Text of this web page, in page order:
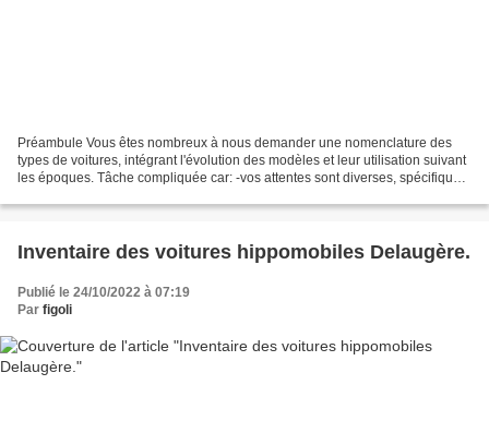
Préambule Vous êtes nombreux à nous demander une nomenclature des
types de voitures, intégrant l'évolution des modèles et leur utilisation suivant
les époques. Tâche compliquée car: -vos attentes sont diverses, spécifiques
Inventaire des voitures hippomobiles Delaugère.
Publié le 24/10/2022 à 07:19
Par figoli